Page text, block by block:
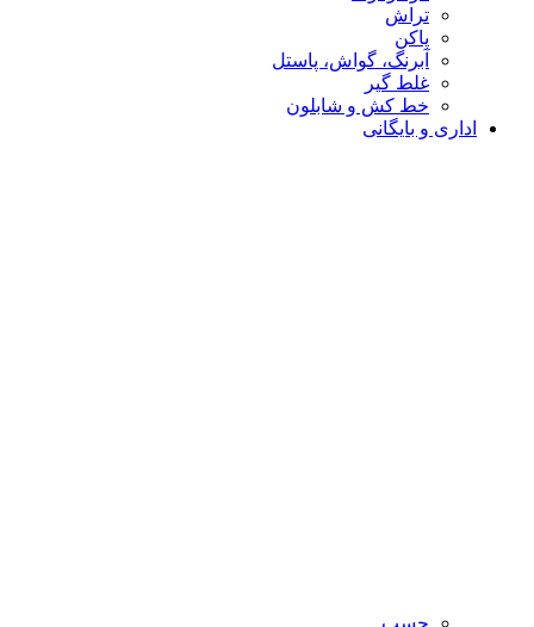
تراش
پاکن
آبرنگ، گواش، پاستل
غلط گیر
خط کش و شابلون
اداری و بایگانی
چسب